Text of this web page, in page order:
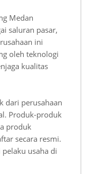
Medan
saluran pasar,
ini
oleh teknologi
kualitas
dari perusahaan
Produk-produk
produk
secara resmi.
usaha di